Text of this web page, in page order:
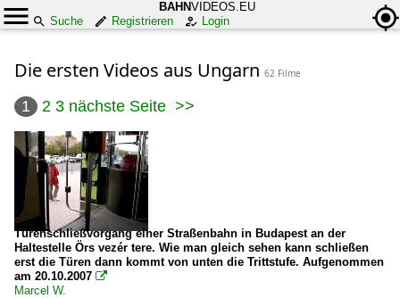
BAHNVIDEOS.EU
Suche
Registrieren Login
Die ersten Videos aus Ungarn 62 Filme
1 2 3 nächste Seite >>
Türenschließvorgang einer Straßenbahn in Budapest an der
Haltestelle Örs vezér tere. Wie man gleich sehen kann schließen
erst die Türen dann kommt von unten die Trittstufe. Aufgenommen
am 20.10.2007 
Marcel W.